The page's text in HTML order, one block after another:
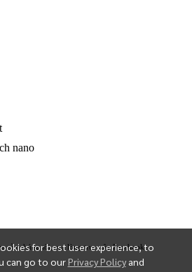
for best user experience, to
can go to ourPrivacy Policy and
nano
của chúng tôi, vui lòng truy cập Facebook